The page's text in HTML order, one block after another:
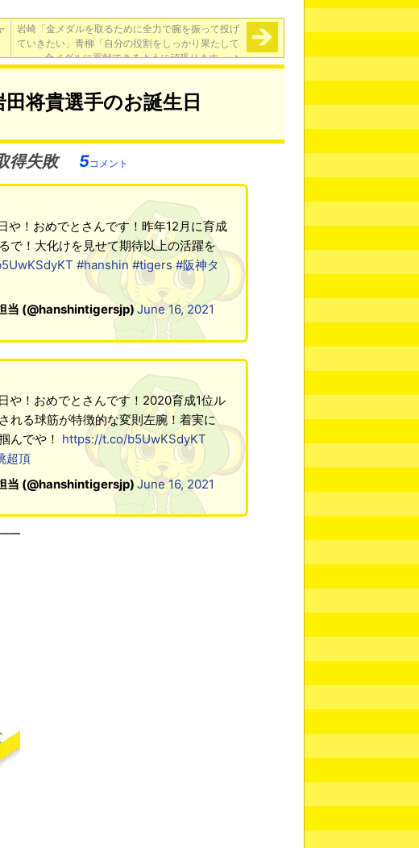
岩崎「金メダルを取るために全力で腕を振って投げ
ていきたい」青柳「自分の役割をしっかり果たして
金メダルに貢献できるように頑張ります」→
将貴選手のお誕生日
得失敗 5コメント
や！おめでとさんです！昨年12月に育成
で！大化けを見せて期待以上の活躍を
#hanshin #tigers #阪神タ
当 (@hanshintigersjp) June 16, 2021
や！おめでとさんです！2020育成1位ル
れる球筋が特徴的な変則左腕！着実に
んでや！ https://t.co/b5UwKSdyKT
超頂
当 (@hanshintigersjp) June 16, 2021